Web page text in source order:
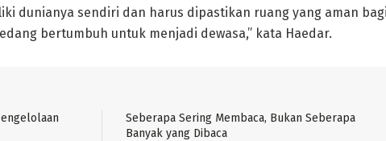
dunianya sendiri dan harus dipastikan ruang yang aman bagi
bertumbuh untuk menjadi dewasa,” kata Haedar.
Seberapa Sering Membaca, Bukan Seberapa
Banyak yang Dibaca